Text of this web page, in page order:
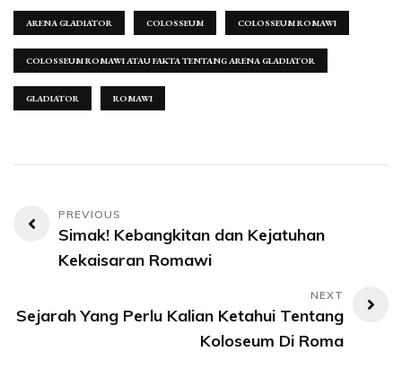
ARENA GLADIATOR COLOSSEUM COLOSSEUM ROMAWI
COLOSSEUM ROMAWI ATAU FAKTA TENTANG ARENA GLADIATOR
GLADIATOR ROMAWI
Post
navigation
Simak! Kebangkitan dan Kejatuhan
Kekaisaran Romawi
Sejarah Yang Perlu Kalian Ketahui Tentang
Koloseum Di Roma